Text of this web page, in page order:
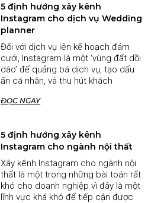
5 định hướng xây kênh
Instagram cho dịch vụ Wedding
planner
Đối với dịch vụ lên kế hoạch đám
cưới, Instagram là một ‘vùng đất dồi
dào’ để quảng bá dịch vụ, tạo dấu
ấn cá nhân, và thu hút khách
ĐỌC NGAY
5 định hướng xây kênh
Instagram cho ngành nội thất
Xây kênh Instagram cho ngành nội
thất là một trong những bài toán rất
khó cho doanh nghiệp vì đây là một
lĩnh vực khá khó để tiếp cận được